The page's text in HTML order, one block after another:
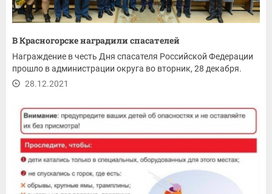
В Красногорске наградили спасателей
Награждение в честь Дня спасателя Российской Федерации
прошло в администрации округа во вторник, 28 декабря.
28.12.2021